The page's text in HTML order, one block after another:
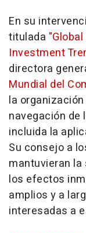
En su
titulada
Investment
directora
Mundial del
la
navegación
incluida la
Su consejo a
mantuvieran
los efectos
amplios y a
interesadas a